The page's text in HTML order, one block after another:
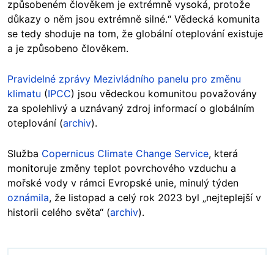
způsobeném člověkem je extrémně vysoká, protože
důkazy o něm jsou extrémně silné.“ Vědecká komunita
se tedy shoduje na tom, že globální oteplování existuje
a je způsobeno člověkem.
Pravidelné zprávy Mezivládního panelu pro změnu
klimatu (IPCC) jsou vědeckou komunitou považovány
za spolehlivý a uznávaný zdroj informací o globálním
oteplování (archiv).
Služba Copernicus Climate Change Service, která
monitoruje změny teplot povrchového vzduchu a
mořské vody v rámci Evropské unie, minulý týden
oznámila, že listopad a celý rok 2023 byl „nejteplejší v
historii celého světa“ (archiv).